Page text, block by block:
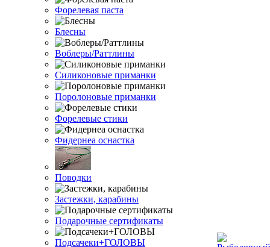
Форелевая паста
Блесны
Воблеры/Раттлины
Силиконовые приманки
Поролоновые приманки
Форелевые стики
Фидернеа оснастка
Поводки
Застежки, карабины
Подарочные сертификаты
Подсачеки+ГОЛОВЫ